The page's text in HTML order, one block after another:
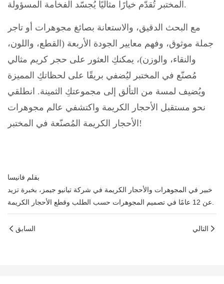
المختبر تُقدّم خيارًا مثاليًا يُجسّد الفخامة المسؤولة.
مع البحث الدقيق، والاستعانة بصائغ مجوهرات أو تاجر
جملة موثوق، وفهم معايير الجودة الأربعة (القطع، واللون،
والنقاء، والوزن)، يمكنكِ العثور على حجر كريم مثالي
مُصنّع في المختبر ليُضفي بريقًا على لحظاتكِ المميزة
ويُضيف لمسة من التألق إلى مجموعتكِ الثمينة. انطلقي
نحو مستقبل الأحجار الكريمة واكتشفي عالم مجوهرات
الأحجار الكريمة المُصنّعة في المختبر!
بقلم فانيسا
خبير في المجوهرات والأحجار الكريمة في شركة تيانيو جيمز، بخبرة تزيد
عن 12 عامًا في تصميم المجوهرات حسب الطلب وقطع الأحجار الكريمة.
السابق التالي